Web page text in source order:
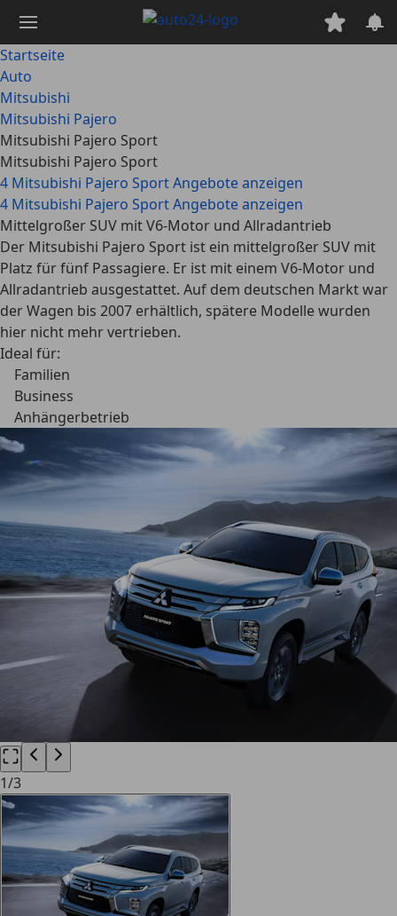
Hauptinhalt
springen
Startseite
Auto
Mitsubishi
Mitsubishi Pajero
Mitsubishi Pajero Sport
Mitsubishi Pajero Sport
4 Mitsubishi Pajero Sport Angebote anzeigen
4 Mitsubishi Pajero Sport Angebote anzeigen
Mittelgroßer SUV mit V6-Motor und Allradantrieb
Der Mitsubishi Pajero Sport ist ein mittelgroßer SUV mit
Platz für fünf Passagiere. Er ist mit einem V6-Motor und
Allradantrieb ausgestattet. Auf dem deutschen Markt war
der Wagen bis 2007 erhältlich, spätere Modelle wurden
hier nicht mehr vertrieben.
Ideal für:
Familien
Business
Anhängerbetrieb
1/3